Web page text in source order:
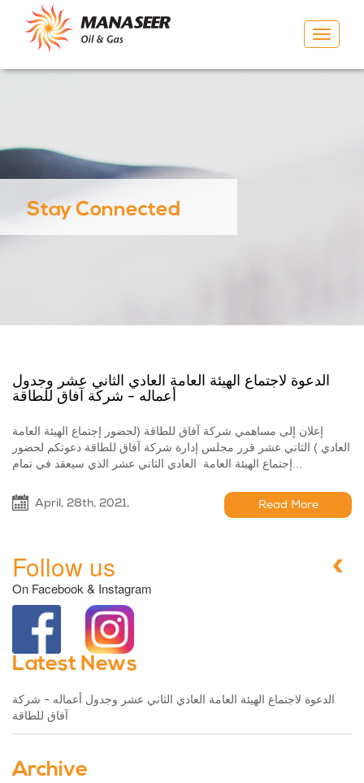
Toggle
Stay Connected
الدعوة لاجتماع الهيئة العامة العادي الثاني عشر وجدول
أعماله - شركة آفاق للطاقة
إعلان إلى مساهمي شركة آفاق للطاقة (لحضور إجتماع الهيئة العامة
العادي ) الثاني عشر قرر مجلس إدارة شركة آفاق للطاقة دعوتكم لحضور
April, 28th, 2021, Read More
Follow us
On Facebook & Instagram
Latest News
الدعوة لاجتماع الهيئة العامة العادي الثاني عشر وجدول أعماله - شركة
آفاق للطاقة
Archive